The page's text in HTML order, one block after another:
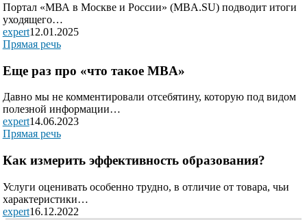
Портал «МВА в Москве и России» (MBA.SU) подводит итоги
уходящего…
expert12.01.2025
Прямая речь
Еще раз про «что такое MBA»
Давно мы не комментировали отсебятину, которую под видом
полезной информации…
expert14.06.2023
Прямая речь
Как измерить эффективность образования?
Услуги оценивать особенно трудно, в отличие от товара, чьи
характеристики…
expert16.12.2022